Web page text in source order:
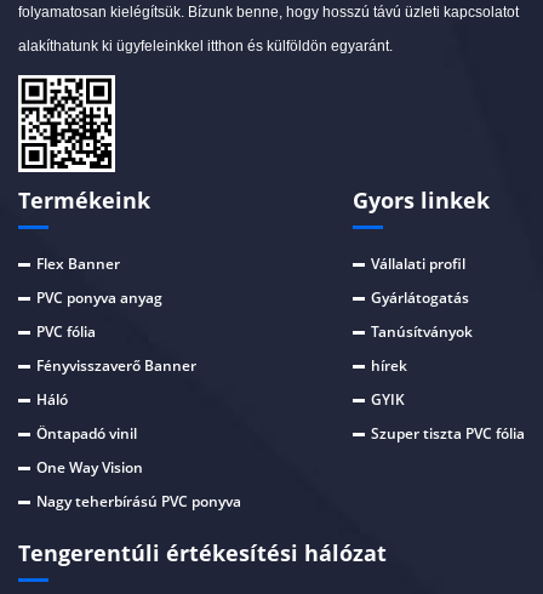
folyamatosan kielégítsük. Bízunk benne, hogy hosszú távú üzleti kapcsolatot
alakíthatunk ki ügyfeleinkkel itthon és külföldön egyaránt.
Termékeink
Flex Banner
PVC ponyva anyag
PVC fólia
Fényvisszaverő Banner
Háló
Öntapadó vinil
One Way Vision
Nagy teherbírású PVC ponyva
Gyors linkek
Vállalati profil
Gyárlátogatás
Tanúsítványok
hírek
GYIK
Szuper tiszta PVC fólia
Tengerentúli értékesítési hálózat